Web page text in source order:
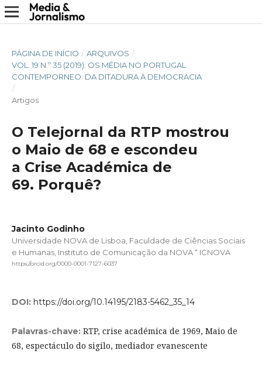
PÁGINA DE INÍCIO / ARQUIVOS /
VOL. 19 N.º 35 (2019): OS MÉDIA NO PORTUGAL
CONTEMPORNEO: DA DITADURA À DEMOCRACIA
/
Artigos
O Telejornal da RTP mostrou
o Maio de 68 e escondeu
a Crise Académica de
69. Porquê?
Jacinto Godinho
Universidade NOVA de Lisboa, Faculdade de Ciências Sociais
e Humanas, Instituto de Comunicação da NOVA “ ICNOVA
https://orcid.org/0000-0001-7127-6037
DOI: https://doi.org/10.14195/2183-5462_35_14
Palavras-chave: RTP, crise académica de 1969, Maio de
68, espectáculo do sigilo, mediador evanescente